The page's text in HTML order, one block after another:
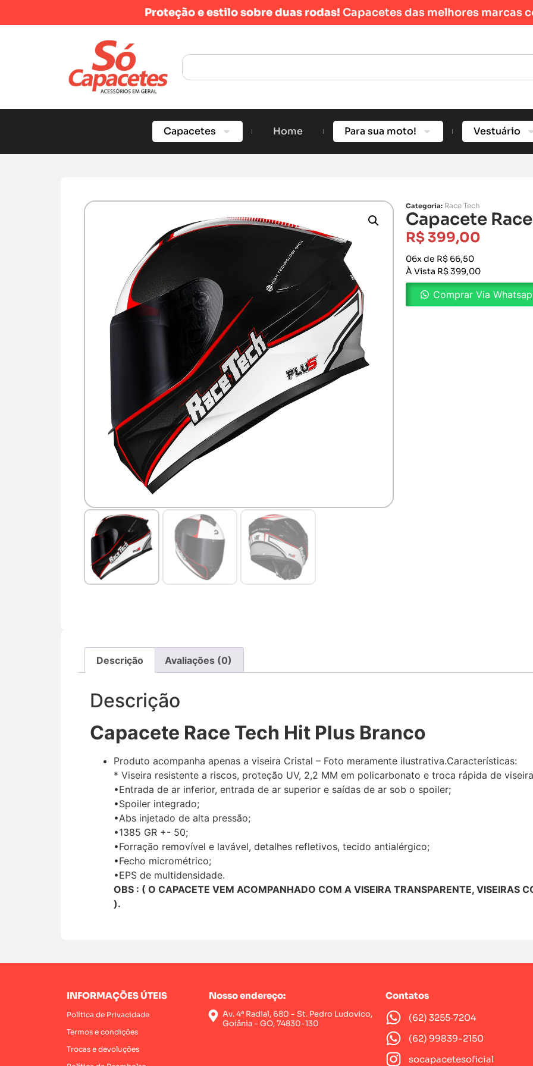
Proteção e estilo sobre duas rodas! Capacetes das melhores marcas
Capacetes Home Para sua moto! Vestuário
Categoria: Race Tech
Capacete
R$399,00
06x de R$ 66,50
À Vista R$ 399,00
Comprar Via
Descrição Avaliações (0)
Descrição
Capacete Race Tech Hit Plus Branco
Produto acompanha apenas a viseira Cristal – Foto meramente ilustrativa.Características:
* Viseira resistente a riscos, proteção UV, 2,2 MM em policarbonato e troca rápida de
•Entrada de ar inferior, entrada de ar superior e saídas de ar sob o spoiler;
•Spoiler integrado;
•Abs injetado de alta pressão;
•1385 GR +- 50;
•Forração removível e lavável, detalhes refletivos, tecido antialérgico;
•Fecho micrométrico;
•EPS de multidensidade.
OBS : ( O CAPACETE VEM ACOMPANHADO COM A VISEIRA TRANSPARENTE, VISEIRAS
).
INFORMAÇÕES ÚTEIS
Política de Privacidade
Termos e condições
Trocas e devoluções
Nosso endereço:
Av. 4ª Radial, 680 - St. Pedro Ludovico,
Goiânia - GO, 74830-130
Contatos
(62) 3255‑7204‬
(62) 99839-2150
socapacetesoficial